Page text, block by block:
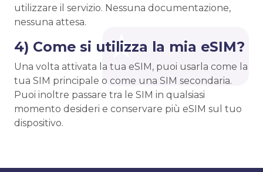
utilizzare il servizio. Nessuna documentazione,
nessuna attesa.
4) Come si utilizza la mia eSIM?
Una volta attivata la tua eSIM, puoi usarla come la
tua SIM principale o come una SIM secondaria.
Puoi inoltre passare tra le SIM in qualsiasi
momento desideri e conservare più eSIM sul tuo
dispositivo.